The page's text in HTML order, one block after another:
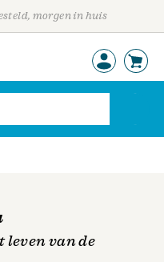
morgen in huis
leven van de